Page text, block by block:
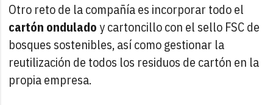
Otro reto de la compañía es incorporar todo el
cartón onduladoy cartoncillo con el sello FSC de
bosques sostenibles, así como gestionar la
reutilización de todos los residuos de cartón en la
propia empresa.